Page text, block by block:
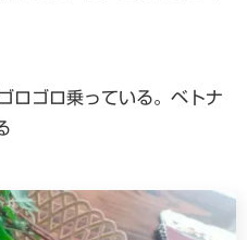
ロゴロ乗っている。ベトナ